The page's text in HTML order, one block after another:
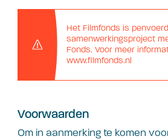
Het Filmfonds is
samenwerkingsproject
Fonds. Voor meer
www.filmfonds.nl
Voorwaarden
Om in aanmerking te komen